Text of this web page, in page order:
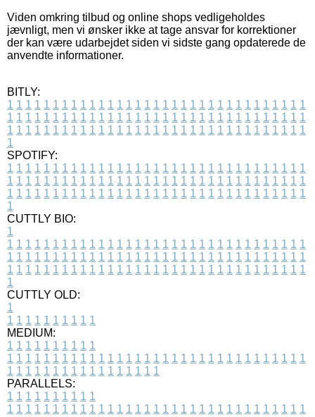
Viden omkring tilbud og online shops vedligeholdes
jævnligt, men vi ønsker ikke at tage ansvar for korrektioner
der kan være udarbejdet siden vi sidste gang opdaterede de
anvendte informationer.
BITLY:
1 1 1 1 1 1 1 1 1 1 1 1 1 1 1 1 1 1 1 1 1 1 1 1 1 1 1 1 1 1 1 1 1
1 1 1 1 1 1 1 1 1 1 1 1 1 1 1 1 1 1 1 1 1 1 1 1 1 1 1 1 1 1 1 1 1
1 1 1 1 1 1 1 1 1 1 1 1 1 1 1 1 1 1 1 1 1 1 1 1 1 1 1 1 1 1 1 1 1
1
SPOTIFY:
1 1 1 1 1 1 1 1 1 1 1 1 1 1 1 1 1 1 1 1 1 1 1 1 1 1 1 1 1 1 1 1 1
1 1 1 1 1 1 1 1 1 1 1 1 1 1 1 1 1 1 1 1 1 1 1 1 1 1 1 1 1 1 1 1 1
1 1 1 1 1 1 1 1 1 1 1 1 1 1 1 1 1 1 1 1 1 1 1 1 1 1 1 1 1 1 1 1 1
1
CUTTLY BIO:
1
1 1 1 1 1 1 1 1 1 1 1 1 1 1 1 1 1 1 1 1 1 1 1 1 1 1 1 1 1 1 1 1 1
1 1 1 1 1 1 1 1 1 1 1 1 1 1 1 1 1 1 1 1 1 1 1 1 1 1 1 1 1 1 1 1 1
1 1 1 1 1 1 1 1 1 1 1 1 1 1 1 1 1 1 1 1 1 1 1 1 1 1 1 1 1 1 1 1 1
1
CUTTLY OLD:
1
1 1 1 1 1 1 1 1 1 1
MEDIUM:
1 1 1 1 1 1 1 1 1 1
1 1 1 1 1 1 1 1 1 1 1 1 1 1 1 1 1 1 1 1 1 1 1 1 1 1 1 1 1 1 1 1 1
1 1 1 1 1 1 1 1 1 1 1 1 1 1 1 1 1
PARALLELS:
1 1 1 1 1 1 1 1 1 1
1 1 1 1 1 1 1 1 1 1 1 1 1 1 1 1 1 1 1 1 1 1 1 1 1 1 1 1 1 1 1 1 1